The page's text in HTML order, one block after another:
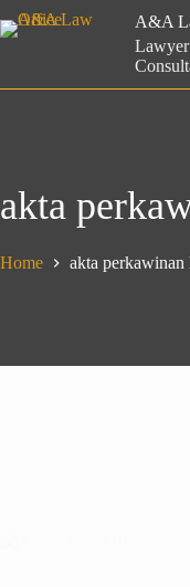
to
A&A
akta
Home akta perkawinan